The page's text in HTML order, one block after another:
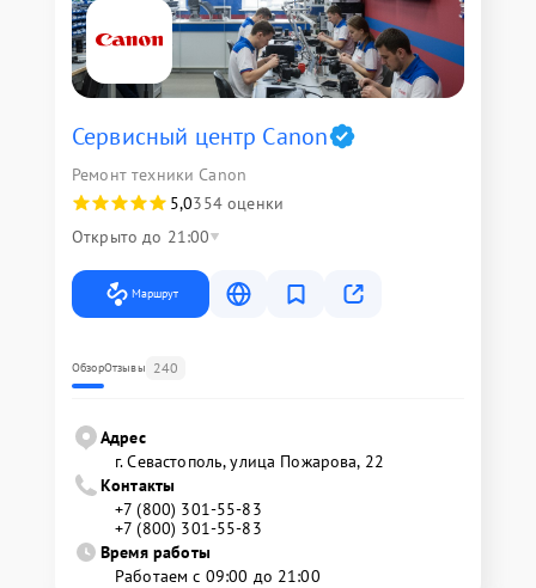
Сервисный центр Canon
Ремонт техники Canon
5,0354 оценки
Открыто до 21:00
Маршрут
ОбзорОтзывы 240
Адрес
г. Севастополь, улица Пожарова, 22
Контакты
+7 (800) 301-55-83
+7 (800) 301-55-83
Время работы
Работаем с 09:00 до 21:00